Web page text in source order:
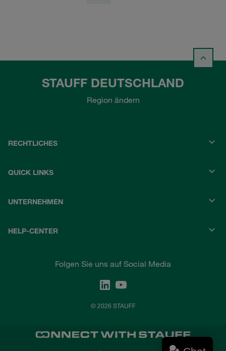
STAUFF DEUTSCHLAND
Region ändern
RECHTLICHES
QUICK LINKS
UNTERNEHMEN
HELP-CENTER
Folgen Sie uns auf Social Media
© 2026 STAUFF